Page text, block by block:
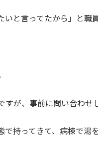
と言ってたから」と職
が、事前に問い合わせ
持ってきて、病棟で湯